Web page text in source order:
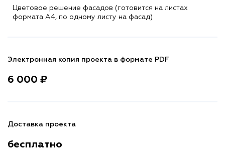
Цветовое решение фасадов (готовится на листах
формата A4, по одному листу на фасад)
Электронная копия проекта в формате PDF
6 000 ₽
Доставка проекта
бесплатно